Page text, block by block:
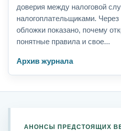
доверия между налоговой
налогоплательщиками. Через
обложки показано, почему
понятные правила и свое...
Архив журнала
АНОНСЫ ПРЕДСТОЯЩИХ